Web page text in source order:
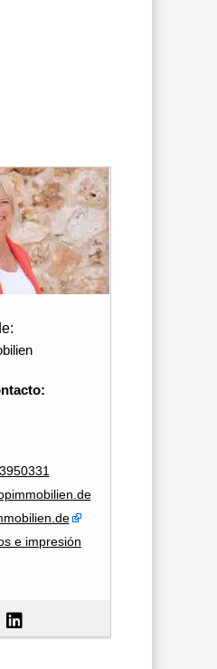
e impresión